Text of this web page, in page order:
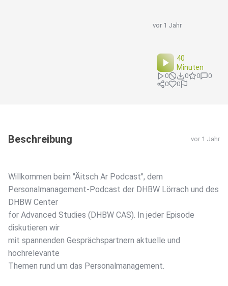
vor 1 Jahr
40
Minuten
0 0 0
0
0
0
Beschreibung vor 1 Jahr
Willkommen beim "Äitsch Ar Podcast", dem
Personalmanagement-Podcast der DHBW Lörrach und des
DHBW Center
for Advanced Studies (DHBW CAS). In jeder Episode
diskutieren wir
mit spannenden Gesprächspartnern aktuelle und
hochrelevante
Themen rund um das Personalmanagement.